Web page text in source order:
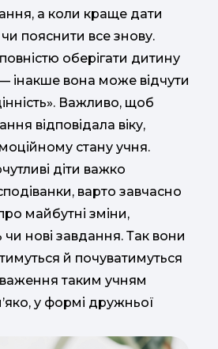
а коли краще дати
пояснити все знову.
оберігати дитину
інакше вона може відчути
Важливо, щоб
відповідала віку,
стану учня.
діти важко
варто завчасно
майбутні зміни,
чи нові завдання. Так вони
й почуватимуться
таким учням
у формі дружньої